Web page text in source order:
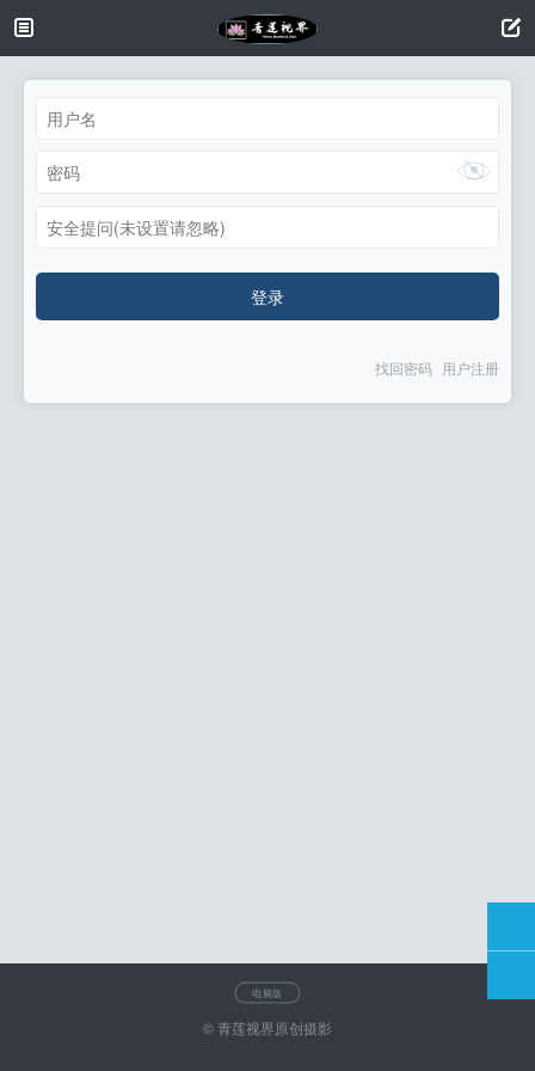
安全提问(未设置请忽略)
登录
找回密码 用户注册
电脑版
© 青莲视界原创摄影